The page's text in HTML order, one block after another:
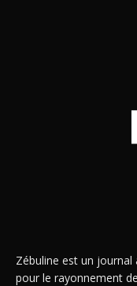
Zébuline est un
pour le rayonnement